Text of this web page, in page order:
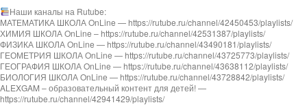
Наши каналы на Rutube:
МАТЕМАТИКА ШКОЛА OnLine — https://rutube.ru/channel/42450453/playlists/
ХИМИЯ ШКОЛА OnLine – https://rutube.ru/channel/42531387/playlists/
ФИЗИКА ШКОЛА OnLine — https://rutube.ru/channel/43490181/playlists/
ГЕОМЕТРИЯ ШКОЛА OnLine — https://rutube.ru/channel/43725773/playlists/
ГЕОГРАФИЯ ШКОЛА OnLine — https://rutube.ru/channel/43638112/playlists/
БИОЛОГИЯ ШКОЛА OnLine — https://rutube.ru/channel/43728842/playlists/
ALEXGAM – образовательный контент для детей! —
https://rutube.ru/channel/42941429/playlists/